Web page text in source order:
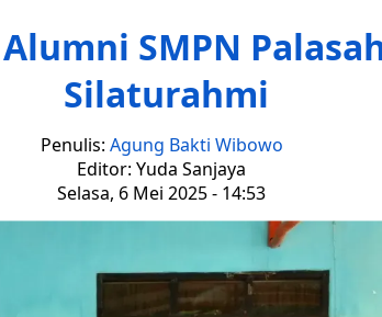
SMPN
Silaturahmi
Penulis: Agung Bakti Wibowo
Editor: Yuda Sanjaya
Selasa, 6 Mei 2025 - 14:53